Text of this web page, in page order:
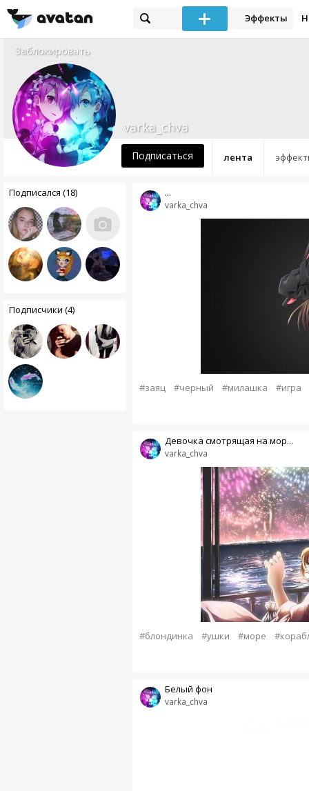
Эффекты
Заблокировать
лента
varka_chva
Подписаться
Подписался (18)
Подписчики (4)
varka_chva
...
#заяц #черный #милашка #игра
varka_chva
Девочка смотрящая на мор...
#блондинка #ушки #море
varka_chva
Белый фон